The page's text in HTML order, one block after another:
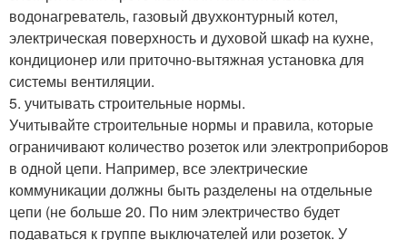
водонагреватель, газовый двухконтурный котел,
электрическая поверхность и духовой шкаф на кухне,
кондиционер или приточно-вытяжная установка для
системы вентиляции.
5. учитывать строительные нормы.
Учитывайте строительные нормы и правила, которые
ограничивают количество розеток или электроприборов
в одной цепи. Например, все электрические
коммуникации должны быть разделены на отдельные
цепи (не больше 20. По ним электричество будет
подаваться к группе выключателей или розеток. У